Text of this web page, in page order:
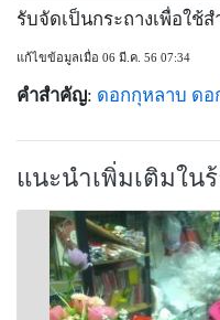
รับจัดเป็นกระถางเพื่อใช้
แก้ไขข้อมูลเมื่อ 06 มี.ค. 56 07:34
คำสำคัญ: ดอกกุหลาบ ดอ
แนะนำเพิ่มเติมใน